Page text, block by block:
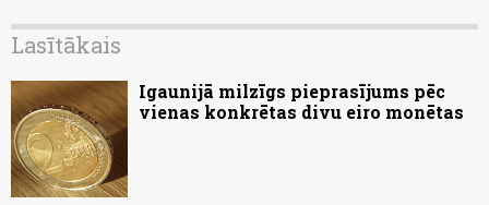
Lasītākais
Igaunijā milzīgs pieprasījums pēc
vienas konkrētas divu eiro monētas